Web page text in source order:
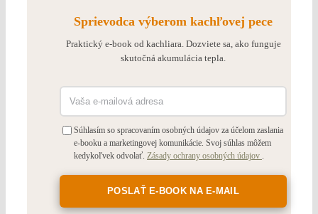
Sprievodca výberom kachľovej pece
Praktický e-book od kachliara. Dozviete sa, ako funguje
skutočná akumulácia tepla.
Súhlasím so spracovaním osobných údajov za účelom zaslania
e-booku a marketingovej komunikácie. Svoj súhlas môžem
kedykoľvek odvolať. Zásady ochrany osobných údajov .